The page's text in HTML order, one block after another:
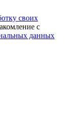
своих
с
данных